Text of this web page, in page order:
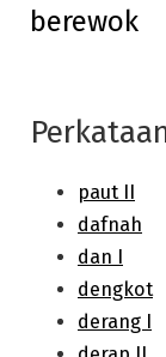
post:
berewok